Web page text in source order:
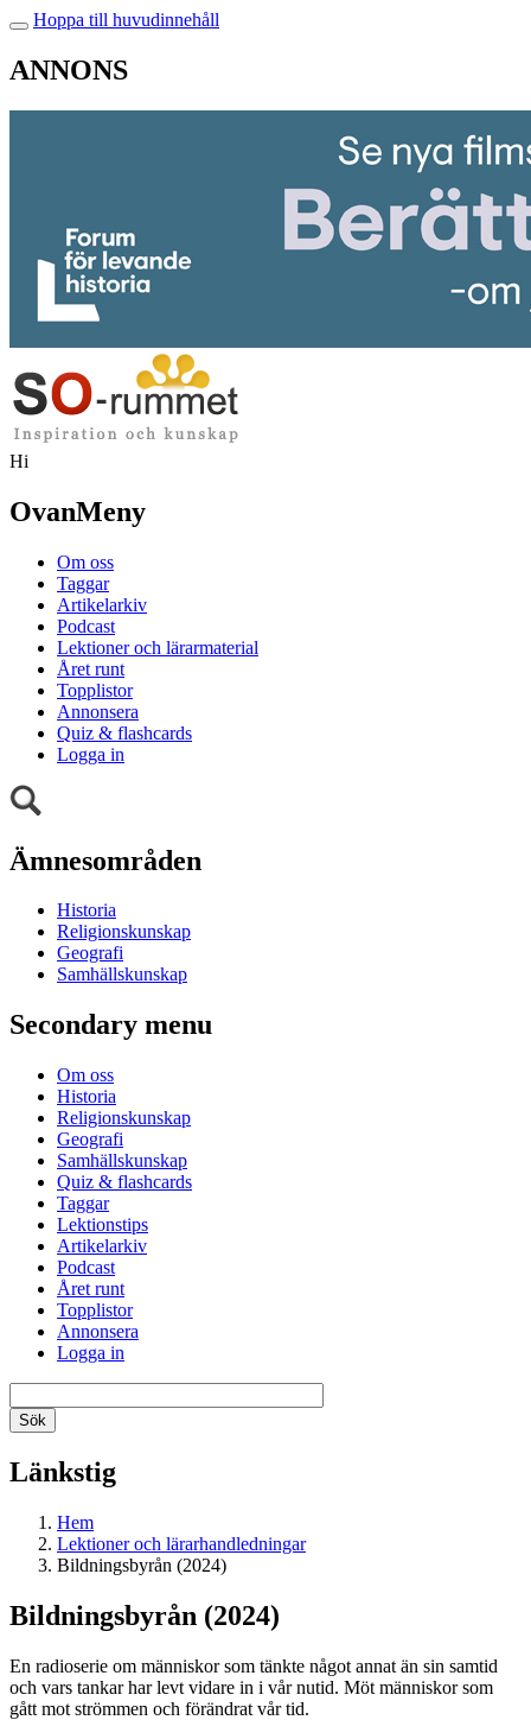
Hoppa till huvudinnehåll
ANNONS
Hi
OvanMeny
Om oss
Taggar
Artikelarkiv
Podcast
Lektioner och lärarmaterial
Året runt
Topplistor
Annonsera
Quiz & flashcards
Logga in
Ämnesområden
Historia
Religionskunskap
Geografi
Samhällskunskap
Secondary menu
Om oss
Historia
Religionskunskap
Geografi
Samhällskunskap
Quiz & flashcards
Taggar
Lektionstips
Artikelarkiv
Podcast
Året runt
Topplistor
Annonsera
Logga in
Länkstig
Hem
Lektioner och lärarhandledningar
Bildningsbyrån (2024)
Bildningsbyrån (2024)
En radioserie om människor som tänkte något annat än sin samtid
och vars tankar har levt vidare in i vår nutid. Möt människor som
gått mot strömmen och förändrat vår tid.